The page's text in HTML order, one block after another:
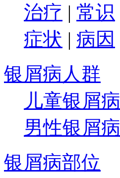
治疗 | 常识
症状 | 病因
银屑病人群
儿童银屑病
男性银屑病
银屑病部位